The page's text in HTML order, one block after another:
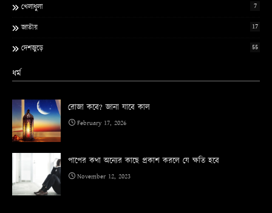
খেলাধুলা 7
জাতীয় 17
দেশজুড়ে 55
ধর্ম
রোজা কবে? জানা যাবে কাল
February 17, 2026
পাপের কথা অন্যের কাছে প্রকাশ করলে যে ক্ষতি হবে
November 12, 2023